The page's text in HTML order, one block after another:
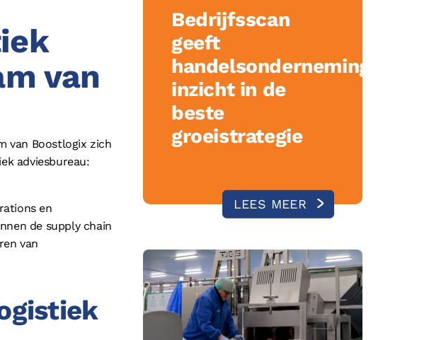
van
van Boostlogix zich
adviesbureau:
en
de supply chain
van
Bedrijfsscan
geeft
handelsonderneming
inzicht in de
beste
groeistrategie
LEES MEER